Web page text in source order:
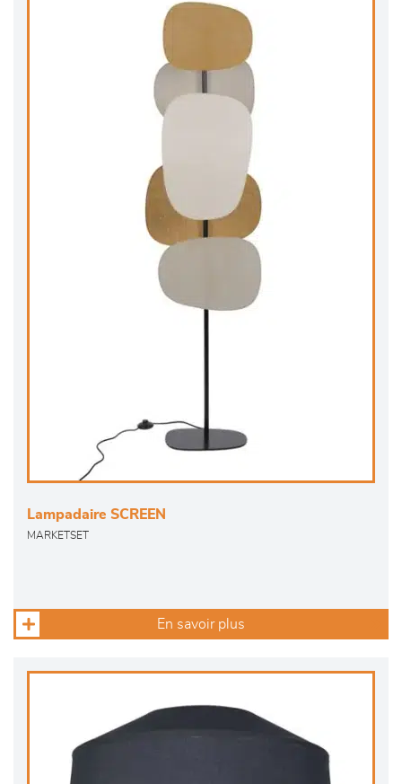
Lampadaire SCREEN
MARKETSET
En savoir plus